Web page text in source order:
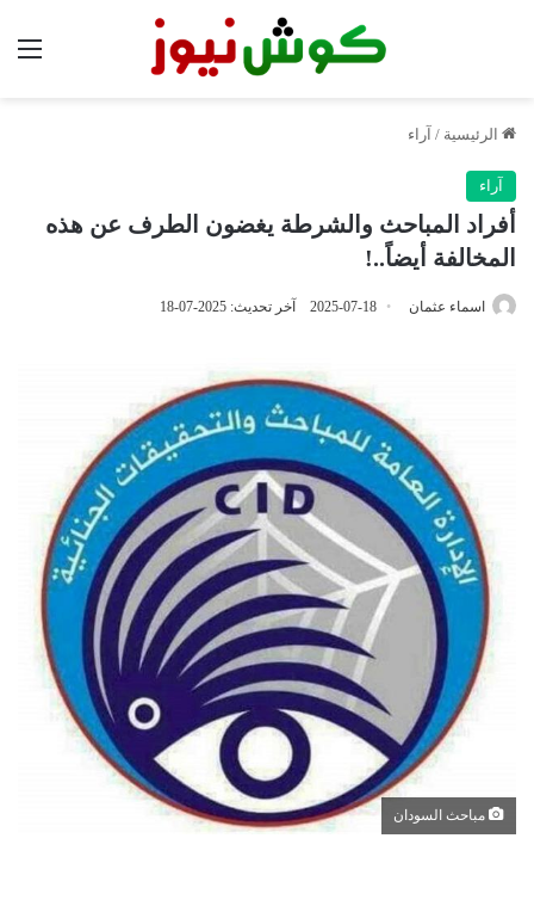
الرئيسية / آراء
آراء
أفراد المباحث والشرطة يغضون الطرف عن هذه
المخالفة أيضاً..!
اسماء عثمان 2025-07-18 آخر تحديث: 2025-07-18
مباحث السودان